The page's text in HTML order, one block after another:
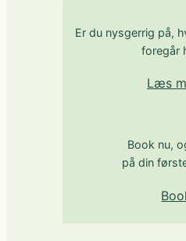
Er du nysgerrig på,
foregår
Læs
Book nu,
på din